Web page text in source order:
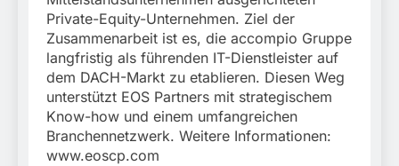
Private-Equity-Unternehmen. Ziel der
Zusammenarbeit ist es, die accompio Gruppe
langfristig als führenden IT-Dienstleister auf
dem DACH-Markt zu etablieren. Diesen Weg
unterstützt EOS Partners mit strategischem
Know-how und einem umfangreichen
Branchennetzwerk. Weitere Informationen:
www.eoscp.com